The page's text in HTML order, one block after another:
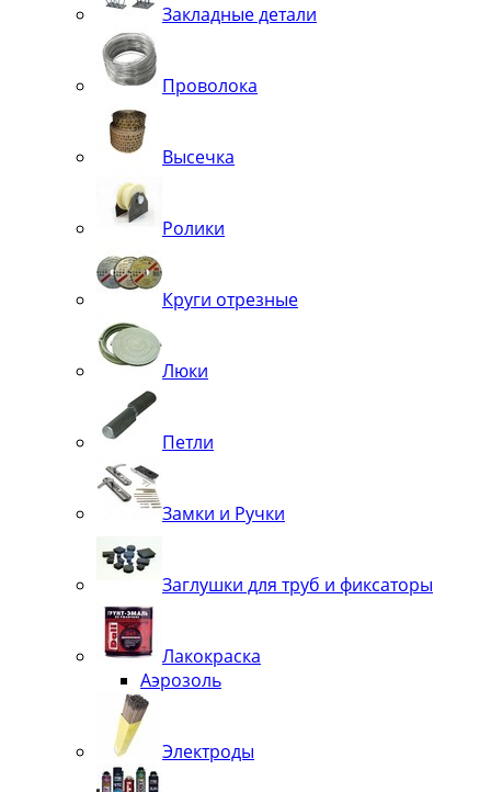
Закладные детали
Проволока
Высечка
Ролики
Круги отрезные
Люки
Петли
Замки и Ручки
Заглушки для труб и фиксаторы
Лакокраска
Аэрозоль
Электроды